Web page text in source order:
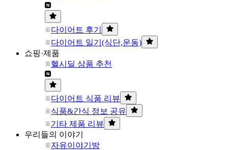
다이어트 후기
다이어트 일기(식단,운동)
쇼핑·제품
헬시딜 상품 추천
다이어트 식품 리뷰
식품&간식 정보 공유
기타 제품 리뷰
우리들의 이야기
자유이야기방